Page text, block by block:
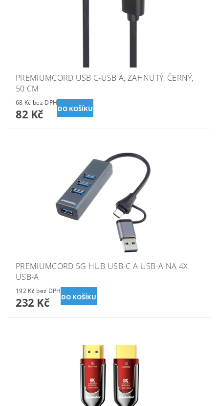
PREMIUMCORD USB C-USB A, ZAHNUTÝ, ČERNÝ,
50 CM
68 Kč bez DPH
82 Kč
PREMIUMCORD 5G HUB USB-C A USB-A NA 4X
USB-A
192 Kč bez DPH
232 Kč